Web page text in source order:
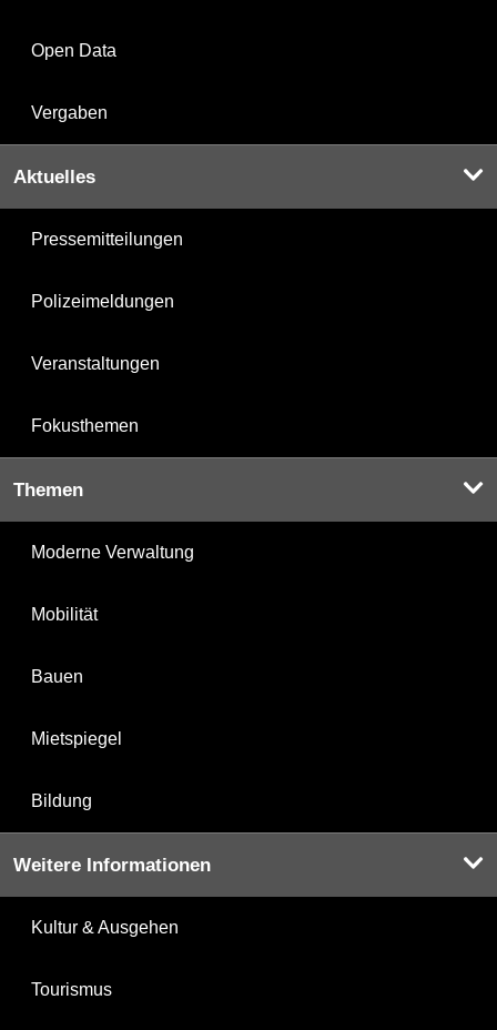
Open Data
Vergaben
Aktuelles
Pressemitteilungen
Polizeimeldungen
Veranstaltungen
Fokusthemen
Themen
Moderne Verwaltung
Mobilität
Bauen
Mietspiegel
Bildung
Weitere Informationen
Kultur & Ausgehen
Tourismus